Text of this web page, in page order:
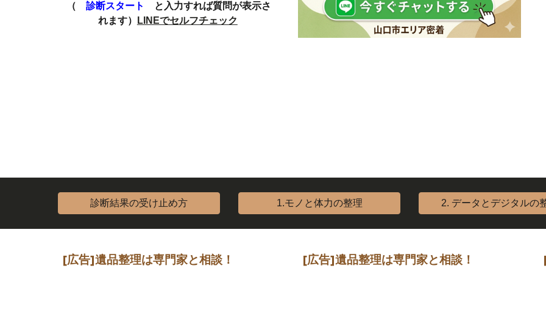
（診断スタート
と入力すれば質問が表示さ
れます）
LINEでセルフチェック
診断結果の受け止め方 1.モノと体力の整理 2. データとデジタルの
[広告]遺品整理は専門家と相談！ [広告]遺品整理は専門家と相談 ！